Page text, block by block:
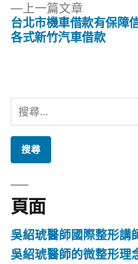
導
覽
上一篇文章
一
篇
台北市機車借款有保障
各式新竹汽車借款
搜
尋
鍵
字:
頁面
吳紹琥醫師國際整形講
吳紹琥醫師的微整形理